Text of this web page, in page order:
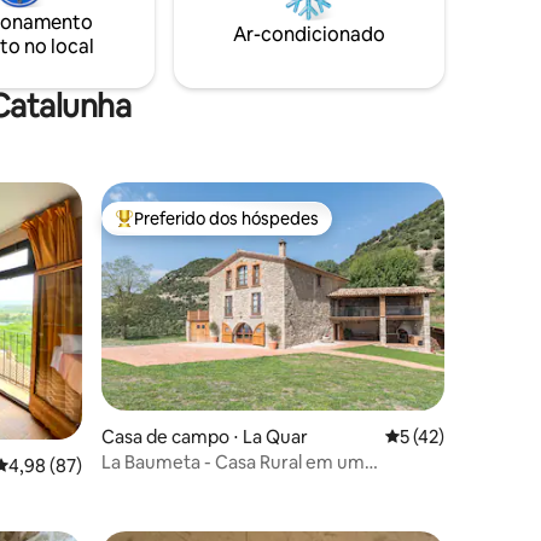
restaurante rural e a 10 minutos da
no local
Ar-condicionado
hóspedes
de uma avaliação média de 5, 87 avaliações
4,98 (87)
Entre os melhores preferidos dos hóspedes
Preferido dos hóspedes
Casa de campo ⋅ La Quar 5 de uma
5 (42)
La Baumeta - Casa Rural em um